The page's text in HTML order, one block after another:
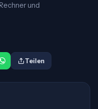
und
Teilen